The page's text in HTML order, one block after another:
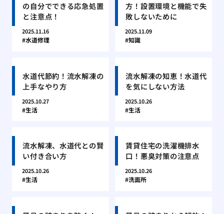
の自分でできる応急処置
と注意点！
2025.11.16
水道修理
方！設置環境と機能で失
敗しないために
2025.11.09
知識
水道代節約！流水解凍の
上手なやり方
2025.10.27
生活
流水解凍の知恵！水道代
を気にしない方法
2025.10.26
生活
流水解凍、水道代との賢
い付き合い方
2025.10.26
生活
賃貸住宅の洗濯機排水
口！悪臭対策の注意点
2025.10.26
洗面所